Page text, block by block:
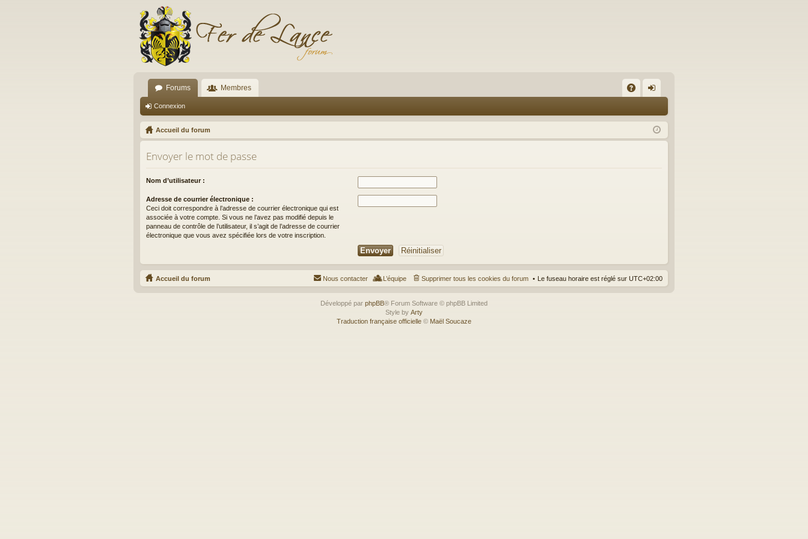
Forums Membres
Q ne
xi
Connexion
Accueil du forum
Envoyer le mot de passe
Nom d’utilisateur :
Adresse de courrier électronique :
Ceci doit correspondre à l’adresse de courrier électronique qui est
associée à votre compte. Si vous ne l’avez pas modifié depuis le
panneau de contrôle de l’utilisateur, il s’agit de l’adresse de courrier
électronique que vous avez spécifiée lors de votre inscription.
Accueil du forum Le fuseau horaire est réglé sur UTC+02:00
Supprimer tous les cookies du forum
L’équipe
Nous contacter
Développé par phpBB® Forum Software © phpBB Limited
Style by Arty
Traduction française officielle © Maël Soucaze